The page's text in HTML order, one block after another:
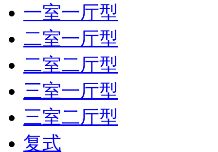
一室一厅型
二室一厅型
二室二厅型
三室一厅型
三室二厅型
复式